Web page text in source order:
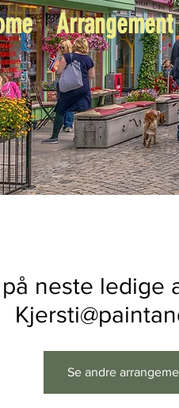
Arrangement
neste ledige
Se andre